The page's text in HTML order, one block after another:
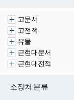
고문서
고전적
유물
근현대문서
근현대전적
소장처 분류